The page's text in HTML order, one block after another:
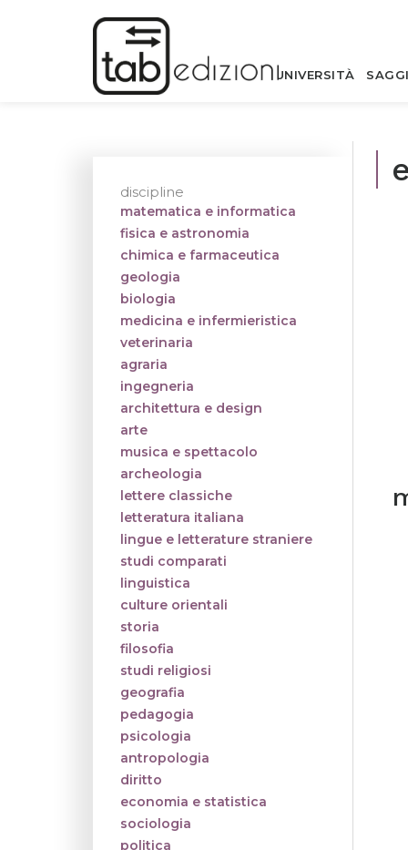
UNIVERSITÀ
discipline
matematica e informatica
fisica e astronomia
chimica e farmaceutica
geologia
biologia
medicina e infermieristica
veterinaria
agraria
ingegneria
architettura e design
arte
musica e spettacolo
archeologia
lettere classiche
letteratura italiana
lingue e letterature straniere
studi comparati
linguistica
culture orientali
storia
filosofia
studi religiosi
geografia
pedagogia
psicologia
antropologia
diritto
economia e statistica
sociologia
politica